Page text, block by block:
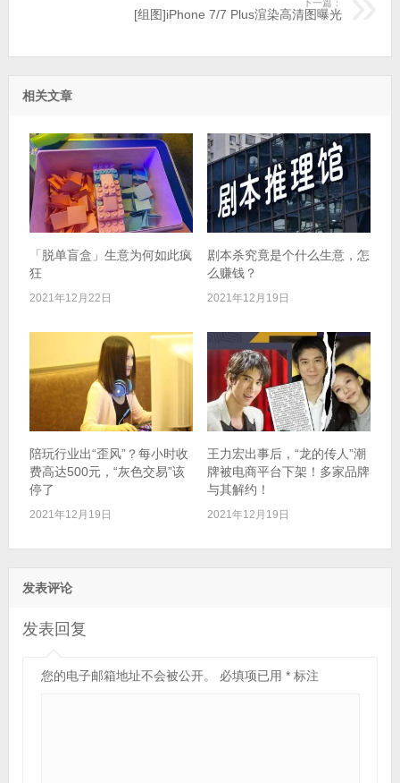
下一篇：
[组图]iPhone 7/7 Plus渲染高清图曝光
相关文章
「脱单盲盒」生意为何如此疯
狂​
2021年12月22日
剧本杀究竟是个什么生意，怎
么赚钱？
2021年12月19日
陪玩行业出“歪风”？每小时收
费高达500元，“灰色交易”该
停了
2021年12月19日
王力宏出事后，“龙的传人”潮
牌被电商平台下架！多家品牌
与其解约！
2021年12月19日
发表评论
发表回复
您的电子邮箱地址不会被公开。 必填项已用 *标注